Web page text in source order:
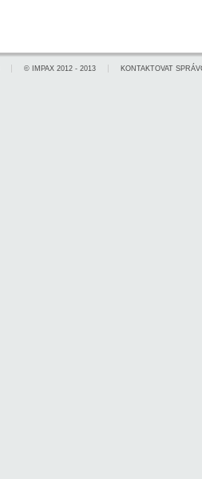
© IMPAX 2012 - 2013 KONTAKTOVAT